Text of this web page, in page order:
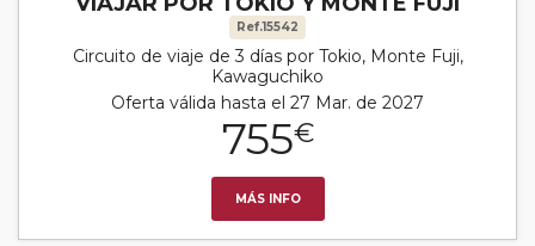
Ref.15542
Circuito de viaje de 3 días por Tokio, Monte Fuji,
Kawaguchiko
Oferta válida hasta el 27 Mar. de 2027
755€
MÁS INFO